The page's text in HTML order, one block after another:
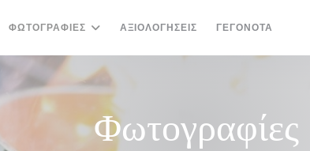
ΦΩΤΟΓΡΑΦΊΕΣ ΑΞΙΟΛΟΓΉΣΕΙΣ ΓΕΓΟΝΌΤΑ
Φωτογραφίες